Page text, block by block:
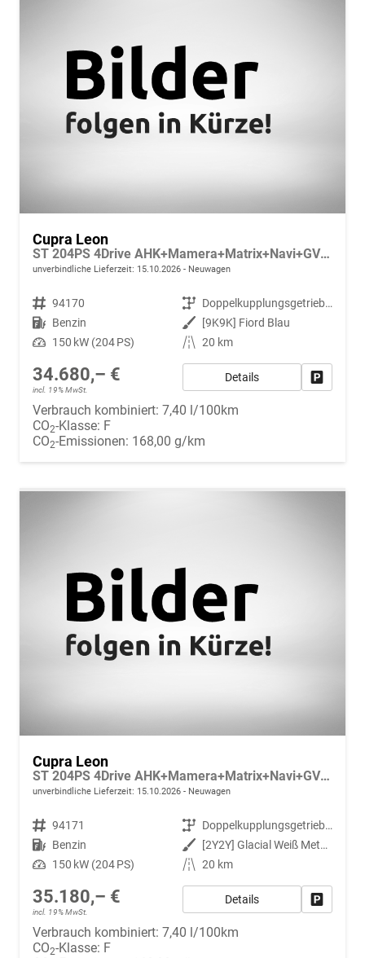
Cupra Leon
ST 204PS 4Drive AHK+Mamera+Matrix+Navi+GV4+Kessy+Parklenk+Alarm
unverbindliche Lieferzeit: 15.10.2026 Neuwagen
Fahrzeugnr. 94170 Getriebe
Doppelkupplungsgetriebe (DSG)
Kraftstoff Benzin Außenfarbe [9K9K] Fiord Blau
Leistung 150 kW (204 PS) Kilometerstand 20 km
34.680,– €
incl. 19% MwSt.
Details
Verbrauch kombiniert: 7,40 l/100km
CO2-Klasse: F
CO2-Emissionen: 168,00 g/km
Cupra Leon
ST 204PS 4Drive AHK+Mamera+Matrix+Navi+GV4+Kessy+Parklenk+Alarm
unverbindliche Lieferzeit: 15.10.2026 Neuwagen
Fahrzeugnr. 94171 Getriebe
Doppelkupplungsgetriebe (DSG)
Kraftstoff Benzin Außenfarbe
[2Y2Y] Glacial Weiß Metallic
Leistung 150 kW (204 PS) Kilometerstand 20 km
35.180,– €
incl. 19% MwSt.
Details
Verbrauch kombiniert: 7,40 l/100km
CO2-Klasse: F